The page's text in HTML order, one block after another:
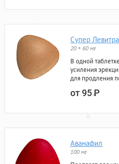
Супер Левитра
20 + 60 мг
В одной
усиления
для продления
от 95Р
Аванафил
100 мг